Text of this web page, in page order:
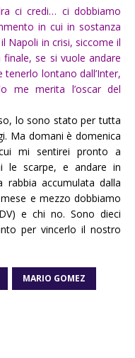
ci credi… ci dobbiamo
in cui in sostanza
Napoli in crisi, siccome il
se si vuole andare
lontano dall’Inter,
me merita l’oscar del
lo sono stato per tutta
Ma domani è domenica
mi sentirei pronto a
le scarpe, e andare in
accumulata dalla
e mezzo dobbiamo
e chi no. Sono dieci
per vincerlo il nostro
MARIO GOMEZ